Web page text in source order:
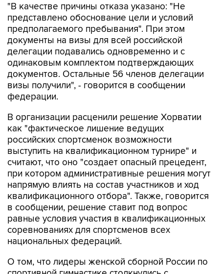
"В качестве причины отказа указано: "Не
представлено обоснование цели и условий
предполагаемого пребывания". При этом
документы на визы для всей российской
делегации подавались одновременно и с
одинаковым комплектом подтверждающих
документов. Остальные 56 членов делегации
визы получили", - говорится в сообщении
федерации.
В организации расценили решение Хорватии
как "фактическое лишение ведущих
российских спортсменок возможности
выступить на квалификационном турнире" и
считают, что оно "создает опасный прецедент,
при котором административные решения могут
напрямую влиять на состав участников и ход
квалификационного отбора". Также, говорится
в сообщении, решение ставит под вопрос
равные условия участия в квалификационных
соревнованиях для спортсменов всех
национальных федераций.
О том, что лидеры женской сборной России по